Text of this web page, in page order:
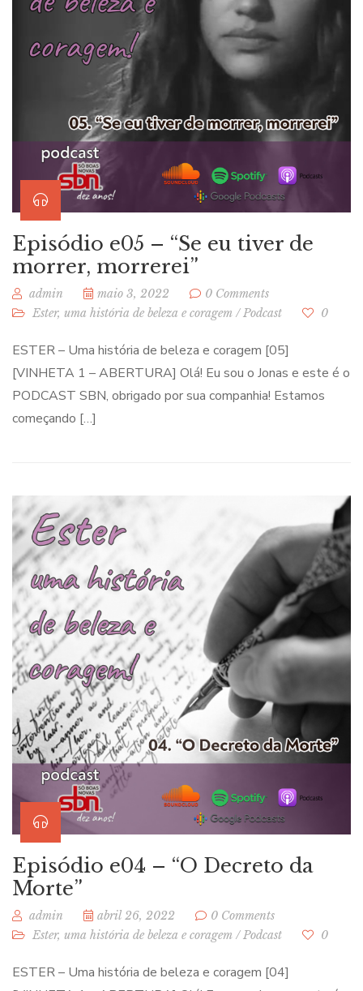
Episódio e05 – “Se eu tiver de
morrer, morrerei”
admin maio 3, 2022
0 Comments
Ester, uma história de beleza e coragem /Podcast 0
ESTER – Uma história de beleza e coragem [05]
[VINHETA 1 – ABERTURA] Olá! Eu sou o Jonas e este é o
PODCAST SBN, obrigado por sua companhia! Estamos
começando […]
Episódio e04 – “O Decreto da
Morte”
admin abril 26, 2022
0 Comments
Ester, uma história de beleza e coragem /Podcast 0
ESTER – Uma história de beleza e coragem [04]